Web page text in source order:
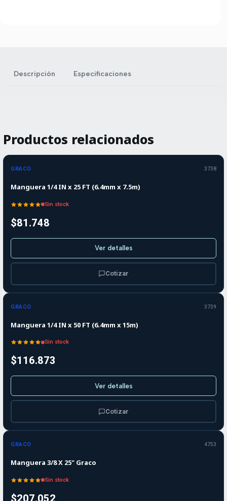
Descripción Especificaciones
Productos relacionados
Agotado
GRACO 3738
Manguera 1/4 IN x 25 FT (6.4mm x 7.5m)
Sin stock
$81.748
Ver detalles
Cotizar
Agotado
GRACO 3739
Manguera 1/4 IN x 50 FT (6.4mm x 15m)
Sin stock
$116.873
Ver detalles
Cotizar
Agotado
GRACO 4753
Manguera 3/8 X 25" Graco
Sin stock
$207.052